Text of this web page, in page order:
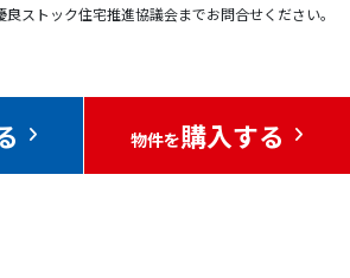
ストック住宅推進協議会までお問合せください。
物件を購入する